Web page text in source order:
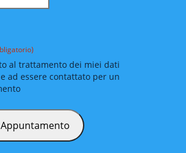
al trattamento dei miei dati
ad essere contattato per un